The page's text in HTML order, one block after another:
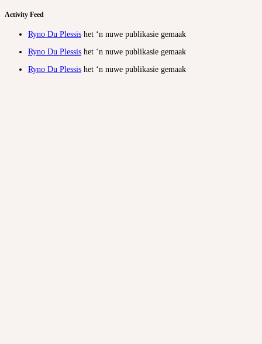
Activity Feed
Ryno Du Plessis het ‘n nuwe publikasie gemaak
Ryno Du Plessis het ‘n nuwe publikasie gemaak
Ryno Du Plessis het ‘n nuwe publikasie gemaak